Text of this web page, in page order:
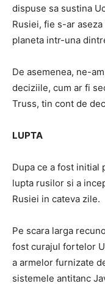
dispuse sa sustina
Rusiei, fie s-ar
planeta intr-una
De asemenea, ne-
deciziile, cum ar fi
Truss, tin cont de
LUPTA
Dupa ce a fost initial
lupta rusilor si a
Rusiei in cateva zile.
Pe scara larga
fost curajul fortelor
a armelor furnizate
sistemele antitanc